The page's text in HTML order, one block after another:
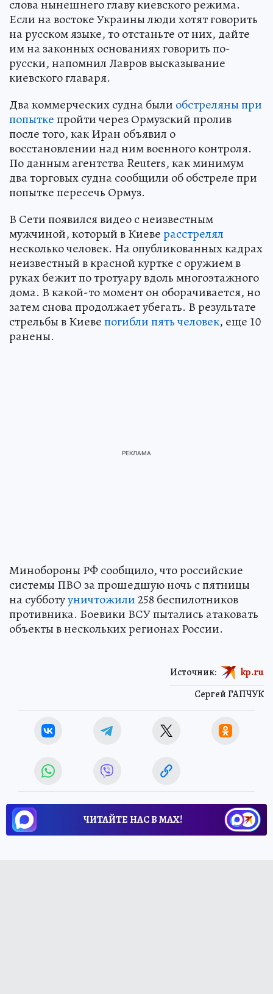
слова нынешнего главу киевского режима.
Если на востоке Украины люди хотят говорить
на русском языке, то отстаньте от них, дайте
им на законных основаниях говорить по-
русски, напомнил Лавров высказывание
киевского главаря.
Два коммерческих судна были обстреляны при
попыткепройти через Ормузский пролив
после того, как Иран объявил о
восстановлении над ним военного контроля.
По данным агентства Reuters, как минимум
два торговых судна сообщили об обстреле при
попытке пересечь Ормуз.
В Сети появился видео с неизвестным
мужчиной, который в Киеверасстрелял
несколько человек. На опубликованных кадрах
неизвестный в красной куртке с оружием в
руках бежит по тротуару вдоль многоэтажного
дома. В какой-то момент он оборачивается, но
затем снова продолжает убегать. В результате
стрельбы в Киевепогибли пять человек, еще 10
ранены.
Минобороны РФ сообщило, что российские
системы ПВО за прошедшую ночь с пятницы
на субботууничтожили258 беспилотников
противника. Боевики ВСУ пытались атаковать
объекты в нескольких регионах России.
Сергей ГАПЧУК
Источник: kp.ru
ЧИТАЙТЕ НАС В МАХ!